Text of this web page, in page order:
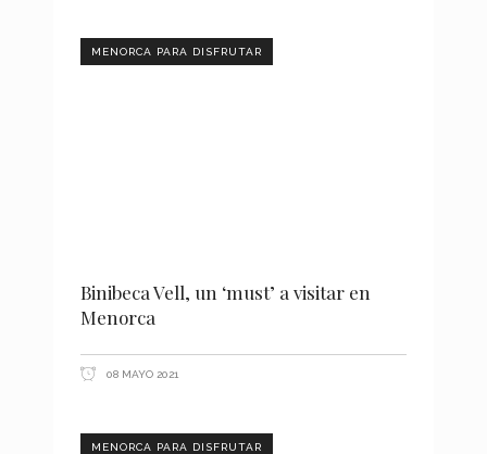
MENORCA PARA DISFRUTAR
Binibeca Vell, un ‘must’ a visitar en
Menorca
08 MAYO 2021
MENORCA PARA DISFRUTAR